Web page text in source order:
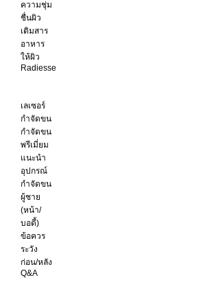
ความชุ่ม
ชื่นผิว
เติมสาร
อาหาร
ให้ผิว
Radiesse
เลเซอร์
กำจัดขน
กำจัดขน
พรีเมี่ยม
แนะนำ
อุปกรณ์
กำจัดขน
ผู้ชาย
(หน้า/
บอดี้)
ข้อควร
ระวัง
ก่อน/หลัง
Q&A